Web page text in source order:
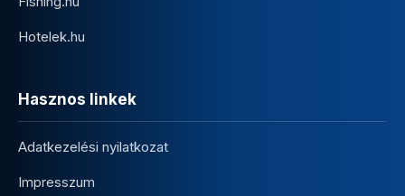
Hotelek.hu
Hasznos linkek
Adatkezelési nyilatkozat
Impresszum